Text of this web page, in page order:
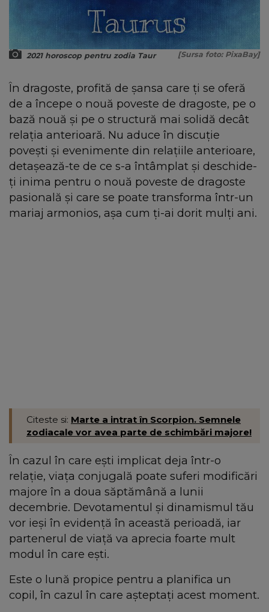
2021 horoscop pentru zodia Taur [Sursa foto: PixaBay]
În dragoste, profită de șansa care ți se oferă
de a începe o nouă poveste de dragoste, pe o
bază nouă și pe o structură mai solidă decât
relația anterioară. Nu aduce în discuție
povești și evenimente din relațiile anterioare,
detașează-te de ce s-a întâmplat și deschide-
ți inima pentru o nouă poveste de dragoste
pasională și care se poate transforma într-un
mariaj armonios, așa cum ți-ai dorit mulți ani.
Citeste si: Marte a intrat în Scorpion. Semnele
zodiacale vor avea parte de schimbări majore!
În cazul în care ești implicat deja într-o
relație, viața conjugală poate suferi modificări
majore în a doua săptămână a lunii
decembrie. Devotamentul și dinamismul tău
vor ieși în evidență în această perioadă, iar
partenerul de viață va aprecia foarte mult
modul în care ești.
Este o lună propice pentru a planifica un
copil, în cazul în care așteptați acest moment.